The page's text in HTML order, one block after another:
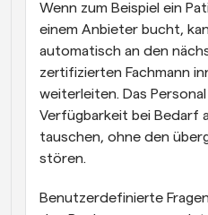
Wenn zum Beispiel ein
einem Anbieter bucht,
automatisch an den
zertifizierten Fachmann
weiterleiten. Das
Verfügbarkeit bei Bedarf
tauschen, ohne den
stören.
Benutzerdefinierte